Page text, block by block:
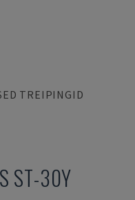
TREIPINGID
ST-30Y